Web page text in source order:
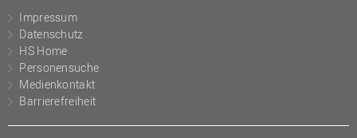
Impressum
Datenschutz
HS Home
Personensuche
Medienkontakt
Barrierefreiheit